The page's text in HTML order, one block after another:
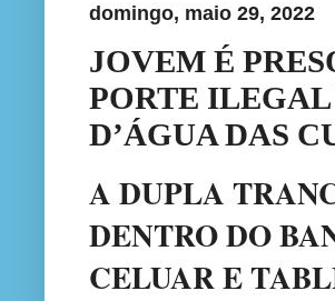
domingo, maio 29, 2022
JOVEM É
PORTE
D’ÁGUA DAS
A DUPLA
DENTRO DO
CELUAR E